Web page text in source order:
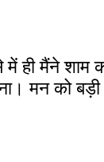
ही मैंने शाम
मन को